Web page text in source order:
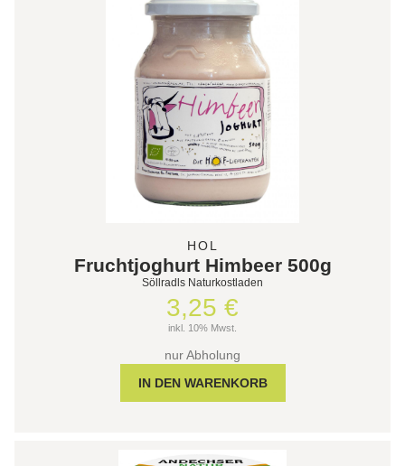
HOL
Fruchtjoghurt Himbeer 500g
Söllradls Naturkostladen
3,25 €
inkl. 10% Mwst.
nur Abholung